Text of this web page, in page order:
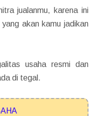
jualanmu, karena ini
yang akan kamu jadikan
usaha resmi dan
di tegal.